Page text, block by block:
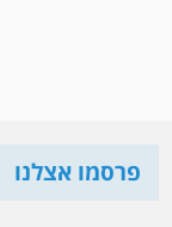
פרסמו אצלנו